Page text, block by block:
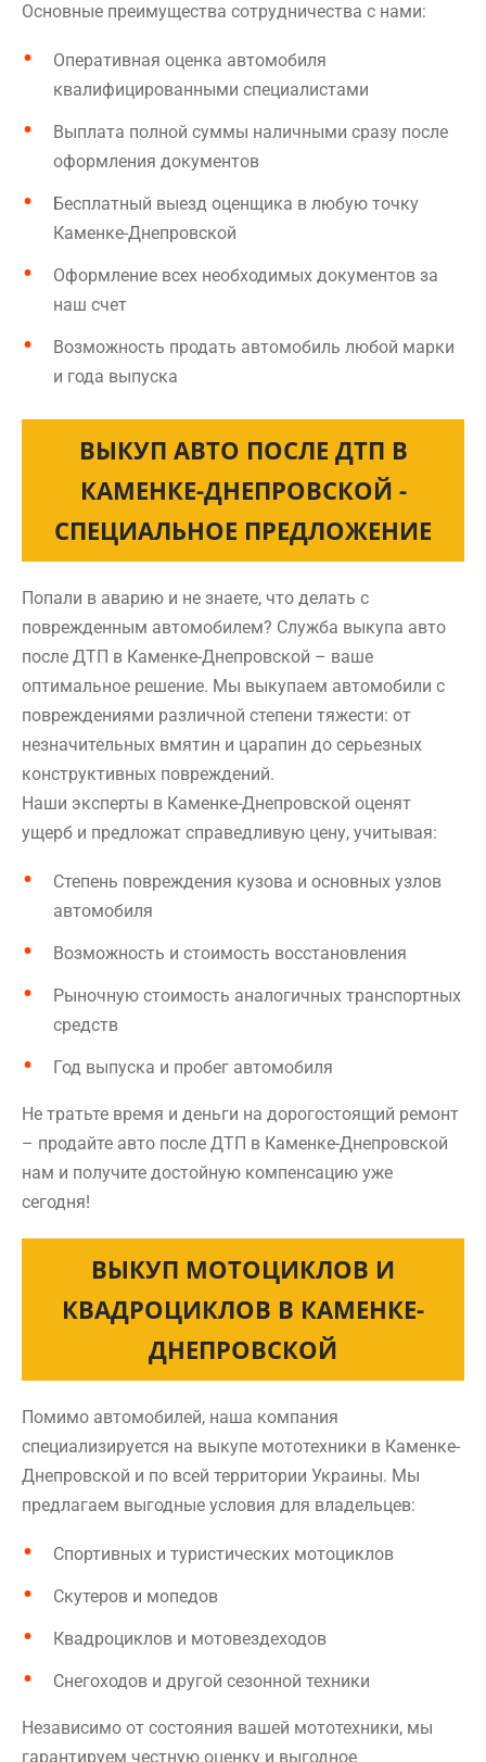
Основные преимущества сотрудничества с нами:
Оперативная оценка автомобиля
квалифицированными специалистами
Выплата полной суммы наличными сразу после
оформления документов
Бесплатный выезд оценщика в любую точку
Каменке-Днепровской
Оформление всех необходимых документов за
наш счет
Возможность продать автомобиль любой марки
и года выпуска
ВЫКУП АВТО ПОСЛЕ ДТП В
КАМЕНКЕ-ДНЕПРОВСКОЙ -
СПЕЦИАЛЬНОЕ ПРЕДЛОЖЕНИЕ
Попали в аварию и не знаете, что делать с
поврежденным автомобилем? Служба выкупа авто
после ДТП в Каменке-Днепровской – ваше
оптимальное решение. Мы выкупаем автомобили с
повреждениями различной степени тяжести: от
незначительных вмятин и царапин до серьезных
конструктивных повреждений.
Наши эксперты в Каменке-Днепровской оценят
ущерб и предложат справедливую цену, учитывая:
Степень повреждения кузова и основных узлов
автомобиля
Возможность и стоимость восстановления
Рыночную стоимость аналогичных транспортных
средств
Год выпуска и пробег автомобиля
Не тратьте время и деньги на дорогостоящий ремонт
– продайте авто после ДТП в Каменке-Днепровской
нам и получите достойную компенсацию уже
сегодня!
ВЫКУП МОТОЦИКЛОВ И
КВАДРОЦИКЛОВ В КАМЕНКЕ-
ДНЕПРОВСКОЙ
Помимо автомобилей, наша компания
специализируется на выкупе мототехники в Каменке-
Днепровской и по всей территории Украины. Мы
предлагаем выгодные условия для владельцев:
Спортивных и туристических мотоциклов
Скутеров и мопедов
Квадроциклов и мотовездеходов
Снегоходов и другой сезонной техники
Независимо от состояния вашей мототехники, мы
гарантируем честную оценку и выгодное